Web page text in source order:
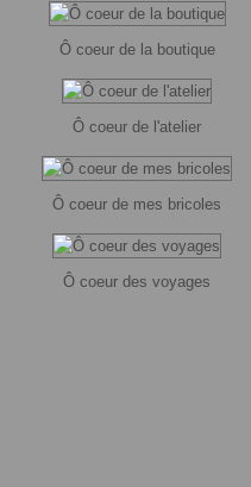
Ô coeur de la boutique
Ô coeur de l'atelier
Ô coeur de mes bricoles
Ô coeur des voyages